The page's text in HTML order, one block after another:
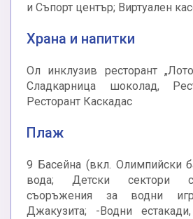
и Съпорт център; Виртуален
Храна и напитки
Ол инклузив ресторант
Сладкарница шоколад,
Ресторант Каскадас
Плаж
9 Басейна (вкл. Олимпийски
вода; Детски сектори с
съоръжения за водни
Джакузита; -Водни